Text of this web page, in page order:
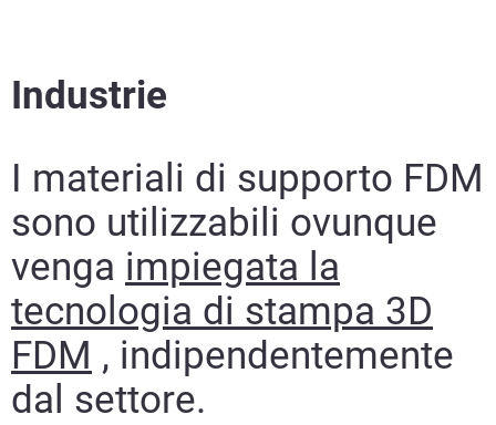
Industrie
I materiali di supporto FDM
sono utilizzabili ovunque
venga impiegata la
tecnologia di stampa 3D
FDM , indipendentemente
dal settore.